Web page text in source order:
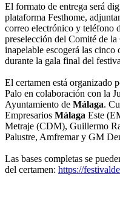
El formato de entrega será
plataforma Festhome,
correo electrónico y teléfono
preselección del Comité de
inapelable escogerá las cinco
durante la gala final del
El certamen está organizado
Palo en colaboración con la
Ayuntamiento de Málaga.
Empresarios Málaga Este
Metraje (CDM), Guillermo
Palustre, Amfremar y GM
Las bases completas se
del certamen: https://